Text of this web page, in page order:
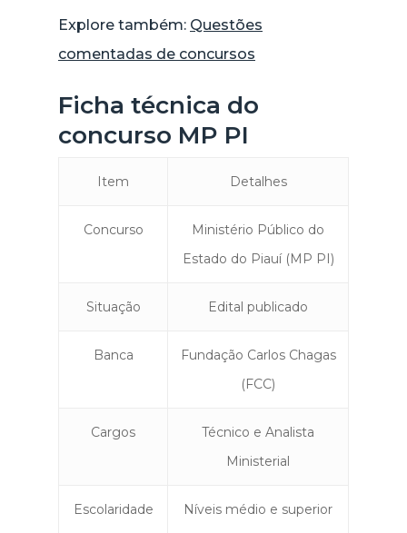
Explore também: Questões
comentadas de concursos
Ficha técnica do
concurso MP PI
Item Detalhes
Concurso
Ministério Público do
Estado do Piauí (MP PI)
Situação Edital publicado
Banca
Fundação Carlos Chagas
(FCC)
Cargos
Técnico e Analista
Ministerial
Escolaridade Níveis médio e superior